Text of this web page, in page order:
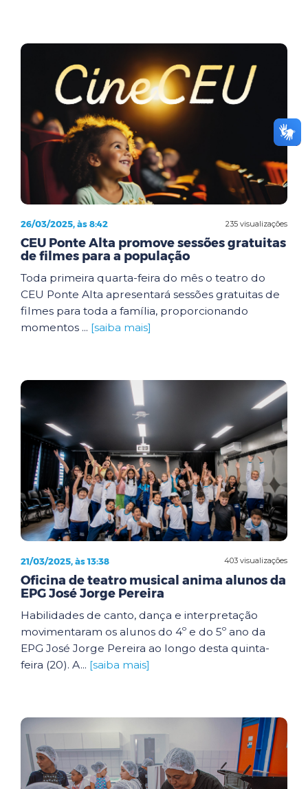
235 visualizações
26/03/2025, às 8:42
CEU Ponte Alta promove sessões gratuitas
de filmes para a população
Toda primeira quarta-feira do mês o teatro do
CEU Ponte Alta apresentará sessões gratuitas de
filmes para toda a família, proporcionando
momentos ... [saiba mais]
403 visualizações
21/03/2025, às 13:38
Oficina de teatro musical anima alunos da
EPG José Jorge Pereira
Habilidades de canto, dança e interpretação
movimentaram os alunos do 4º e do 5º ano da
EPG José Jorge Pereira ao longo desta quinta-
feira (20). A... [saiba mais]